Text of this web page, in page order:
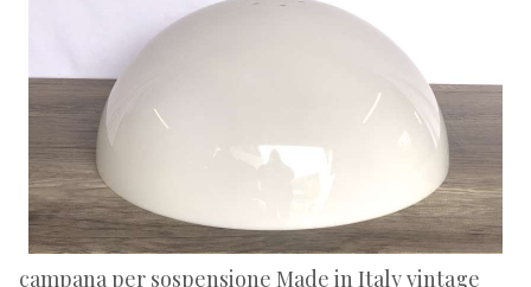
campana per sospensione Made in Italy vintage